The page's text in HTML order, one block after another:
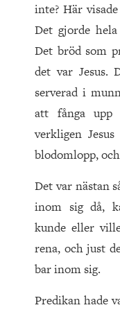
inte? Här
Det gjorde
Det bröd som
det var Jesus.
serverad i
att fånga upp
verkligen
blodomlopp,
Det var nästan
inom sig då,
kunde eller
rena, och just
bar inom sig.
Predikan hade